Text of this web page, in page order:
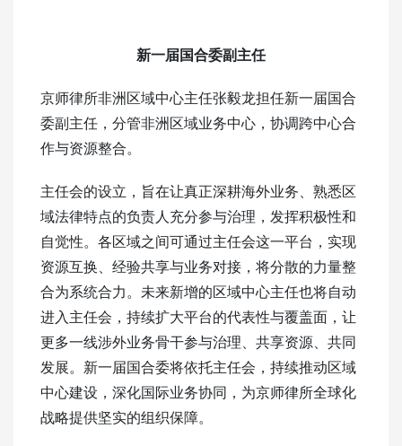
新一届国合委副主任
京师律所非洲区域中心主任张毅龙担任新一届国合
委副主任，分管非洲区域业务中心，协调跨中心合
作与资源整合。
主任会的设立，旨在让真正深耕海外业务、熟悉区
域法律特点的负责人充分参与治理，发挥积极性和
自觉性。各区域之间可通过主任会这一平台，实现
资源互换、经验共享与业务对接，将分散的力量整
合为系统合力。未来新增的区域中心主任也将自动
进入主任会，持续扩大平台的代表性与覆盖面，让
更多一线涉外业务骨干参与治理、共享资源、共同
发展。新一届国合委将依托主任会，持续推动区域
中心建设，深化国际业务协同，为京师律所全球化
战略提供坚实的组织保障。